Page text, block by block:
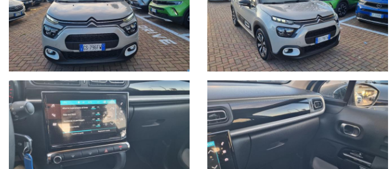
- Possibilità di finanziamenti personalizzati, assicurazioni furto & incendio, kasko, eventi naturali a
- La vettura si trova presso la nostra sede in Via Bonini 9 a Savona, telefono 380-740.3565.
Chatta con noi su Whatsapp o chiamaci per prendere un appuntamento: solo così potremo offrirti
https://www.facebook.com/Autoquadrifoglio
- In caso di veicoli da dare in permuta, si prega di inviare un messaggio su Whatsapp al numero
eseguiti e veicolo di interesse.
Sono inoltre necessarie fotografie dettagliate della vettura posseduta. I nostri consulenti
- Il Gruppo Autoquadrifoglio è concessionaria ufficiale Opel per la vendita di autoveicoli e veicoli